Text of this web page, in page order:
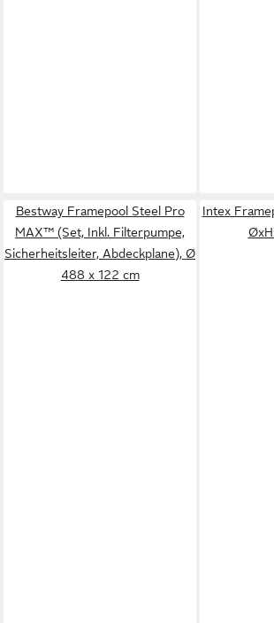
Bestway Framepool Steel Pro
MAX™ (Set, Inkl. Filterpumpe,
Sicherheitsleiter, Abdeckplane), Ø
488 x 122 cm
Intex